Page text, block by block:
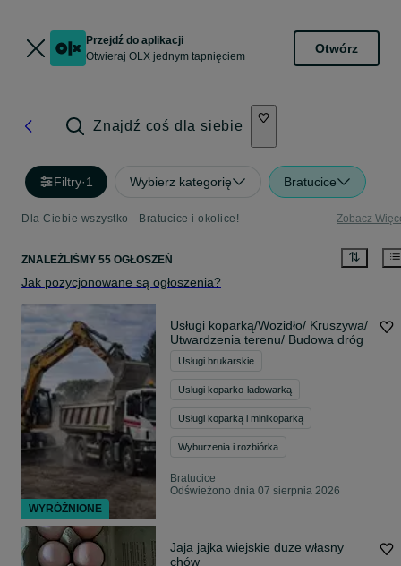
Przejdź do aplikacji
Otwieraj OLX jednym tapnięciem
Otwórz
Znajdź coś dla siebie
Filtry·1 Wybierz kategorię Bratucice
Dla Ciebie wszystko - Bratucice i okolice! Zobacz
ZNALEŹLIŚMY 55 OGŁOSZEŃ
Jak pozycjonowane są ogłoszenia?
Usługi koparką/Wozidło/ Kruszywa/
Utwardzenia terenu/ Budowa dróg
Usługi brukarskie
Usługi koparko-ładowarką
Usługi koparką i minikoparką
Wyburzenia i rozbiórka
Bratucice
Odświeżono dnia 07 sierpnia 2026
Jaja jajka wiejskie duze własny
chów
WYRÓŻNIONE